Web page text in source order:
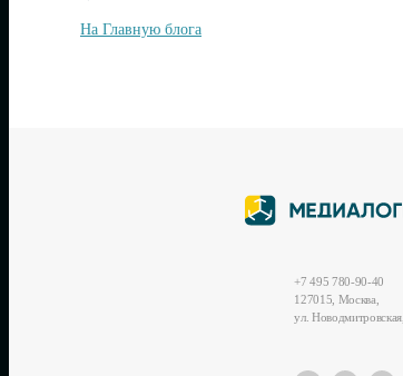
На Главную блога
+7 495 780-90-40
127015, Москва,
ул.